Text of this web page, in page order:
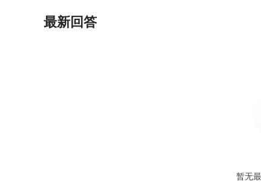
最新回答
暂无